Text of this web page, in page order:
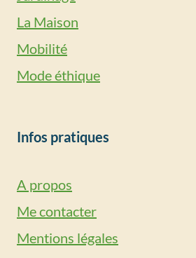
La Maison
Mobilité
Mode éthique
Infos pratiques
A propos
Me contacter
Mentions légales